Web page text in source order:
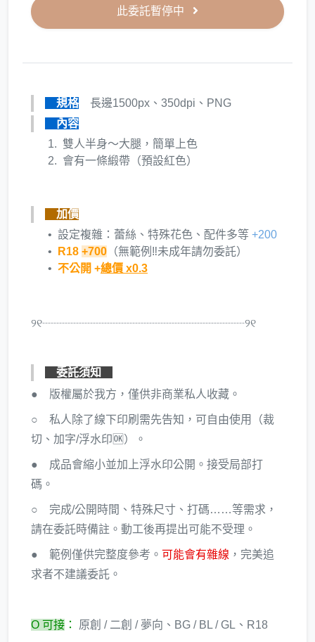
此委託暫停中
規格 長邊1500px、350dpi、PNG
內容
雙人半身～大腿，簡單上色
會有一條緞帶（預設紅色）
加價
設定複雜：蕾絲、特殊花色、配件多等 +200
R18 +700 （無範例‼️未成年請勿委託）
不公開 +總價 x0.3
୨୧┈┈┈┈┈┈┈┈┈┈┈┈┈┈┈┈┈┈୨୧
委託須知
● 版權屬於我方，僅供非商業私人收藏。
○ 私人除了線下印刷需先告知，可自由使用（裁
切、加字/浮水印🆗）。
● 成品會縮小並加上浮水印公開。接受局部打
碼。
○ 完成/公開時間、特殊尺寸、打碼……等需求，
請在委託時備註。動工後再提出可能不受理。
● 範例僅供完整度參考。 可能會有雜線 ，完美追
求者不建議委託。
O 可接 ： 原創 / 二創 / 夢向、BG / BL / GL、R18